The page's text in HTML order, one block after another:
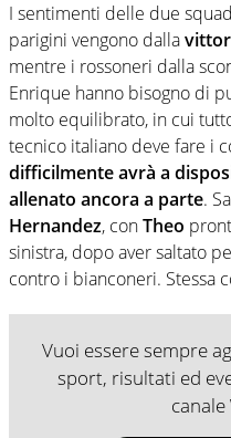
I sentimenti delle due
parigini vengono dalla
mentre i rossoneri dalla
Enrique hanno bisogno di
molto equilibrato, in cui
tecnico italiano deve fare i
difficilmente avrà a
allenato ancora a parte.
Hernandez, conTheo
sinistra, dopo aver saltato
contro i bianconeri. Stessa
Vuoi essere sempre
sport, risultati ed
canale